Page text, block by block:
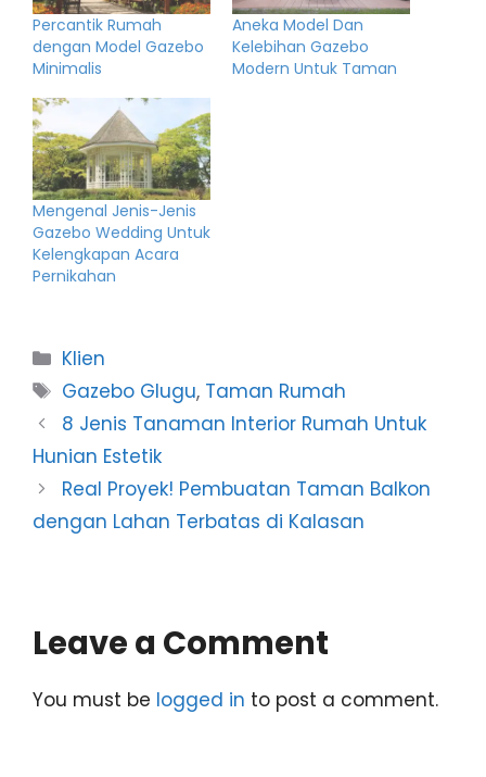
Percantik Rumah
dengan Model Gazebo
Minimalis
Aneka Model Dan
Kelebihan Gazebo
Modern Untuk Taman
Mengenal Jenis-Jenis
Gazebo Wedding Untuk
Kelengkapan Acara
Pernikahan
Categories
Klien
Tags
Gazebo Glugu, Taman Rumah
8 Jenis Tanaman Interior Rumah Untuk
Hunian Estetik
Real Proyek! Pembuatan Taman Balkon
dengan Lahan Terbatas di Kalasan
Leave a Comment
You must be logged in to post a comment.